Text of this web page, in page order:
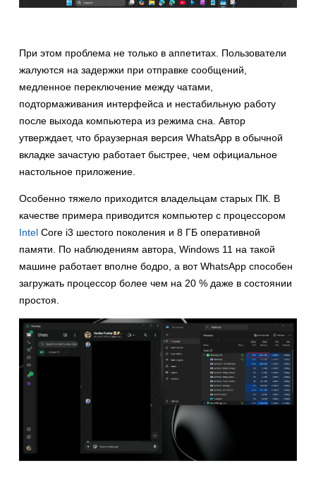
При этом проблема не только в аппетитах. Пользователи
жалуются на задержки при отправке сообщений,
медленное переключение между чатами,
подтормаживания интерфейса и нестабильную работу
после выхода компьютера из режима сна. Автор
утверждает, что браузерная версия WhatsApp в обычной
вкладке зачастую работает быстрее, чем официальное
настольное приложение.
Особенно тяжело приходится владельцам старых ПК. В
качестве примера приводится компьютер с процессором
Intel Core i3 шестого поколения и 8 ГБ оперативной
памяти. По наблюдениям автора, Windows 11 на такой
машине работает вполне бодро, а вот WhatsApp способен
загружать процессор более чем на 20 % даже в состоянии
простоя.